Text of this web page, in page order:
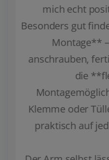
von BONTEC
gekauft: einen
Gaming Monitor
24 Zoll Gaming
zwischen 3
angegebenen
sich